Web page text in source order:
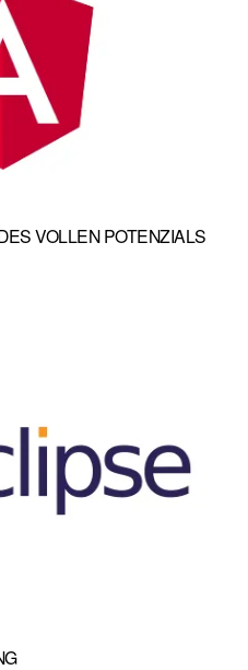
VOLLEN POTENZIALS